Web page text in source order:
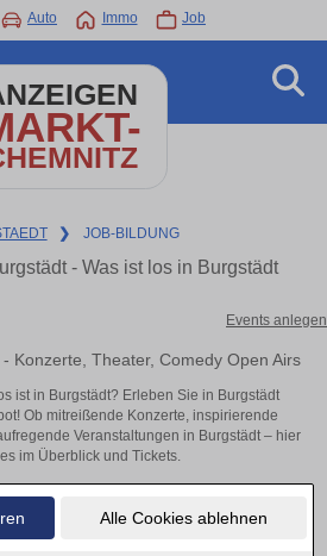
Alle Cookies ablehnen
Auto Immo Job
❯ JOB-BILDUNG
- Was ist los in Burgstädt
Events anlegen
Konzerte, Theater, Comedy Open Airs
ist in Burgstädt? Erleben Sie in Burgstädt
Ob mitreißende Konzerte, inspirierende
Veranstaltungen in Burgstädt – hier
im Überblick und Tickets.